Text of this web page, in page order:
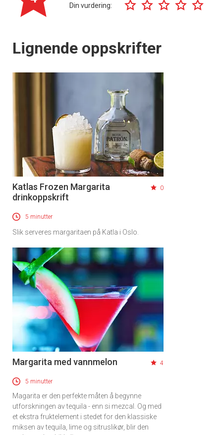
Din vurdering:
Lignende oppskrifter
Katlas Frozen Margarita
drinkoppskrift
0
5 minutter
Slik serveres margaritaen på Katla i Oslo.
Margarita med vannmelon 4
5 minutter
Magarita er den perfekte måten å begynne
utforskningen av tequila - enn si mezcal. Og med
et ekstra fruktelement i stedet for den klassiske
miksen av tequila, lime og sitruslikør, blir den